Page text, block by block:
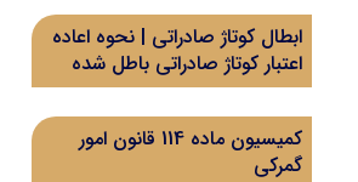
ابطال کوتاژ صادراتی | نحوه اعاده
اعتبار کوتاژ صادراتی باطل شده
کمیسیون ماده 114 قانون امور
گمرکی